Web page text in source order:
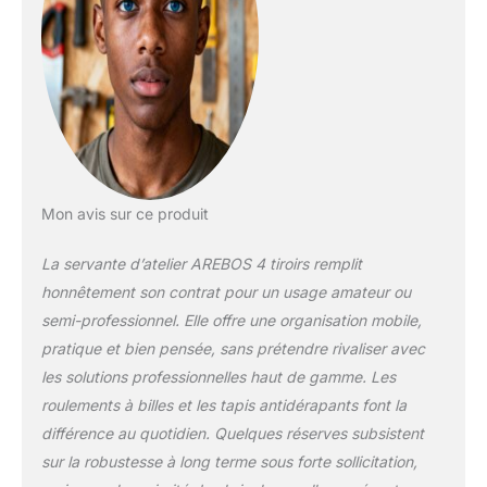
appartiennent au
passé. La servante
d'atelier mobile
convainc par son
grand espace de
rangement pour vos
accessoires d'atelier
rangement offre un
supplémentaire pour
disposer les outils
dont vous avez
souvent besoin.
[Usage flexible] 2
roulettes fixes et 2
roulettes pivotantes
avec frein de blocage
Mon avis sur ce produit
La servante d’atelier AREBOS 4 tiroirs remplit
honnêtement son contrat pour un usage amateur ou
semi-professionnel. Elle offre une organisation mobile,
pratique et bien pensée, sans prétendre rivaliser avec
les solutions professionnelles haut de gamme. Les
roulements à billes et les tapis antidérapants font la
différence au quotidien. Quelques réserves subsistent
sur la robustesse à long terme sous forte sollicitation,